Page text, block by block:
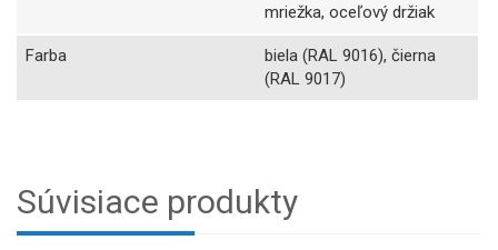
mriežka, oceľový držiak
Farba
biela (RAL 9016), čierna
(RAL 9017)
Súvisiace produkty